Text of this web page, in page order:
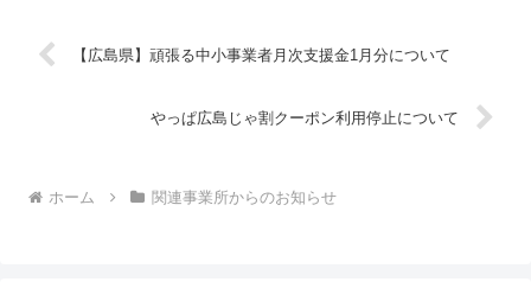
【広島県】頑張る中小事業者月次支援金1月分について
やっぱ広島じゃ割クーポン利用停止について
ホーム 関連事業所からのお知らせ